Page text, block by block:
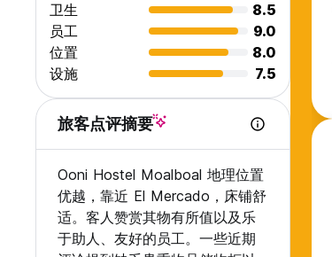
卫生
8.5
员工
9.0
位置
8.0
设施
7.5
旅客点评摘要
Ooni Hostel Moalboal 地理位置
优越，靠近 El Mercado，床铺舒
适。客人赞赏其物有所值以及乐
于助人、友好的员工。一些近期